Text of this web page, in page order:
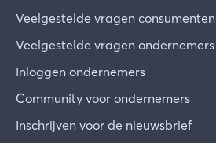
Veelgestelde vragen consumenten
Veelgestelde vragen ondernemers
Inloggen ondernemers
Community voor ondernemers
Inschrijven voor de nieuwsbrief